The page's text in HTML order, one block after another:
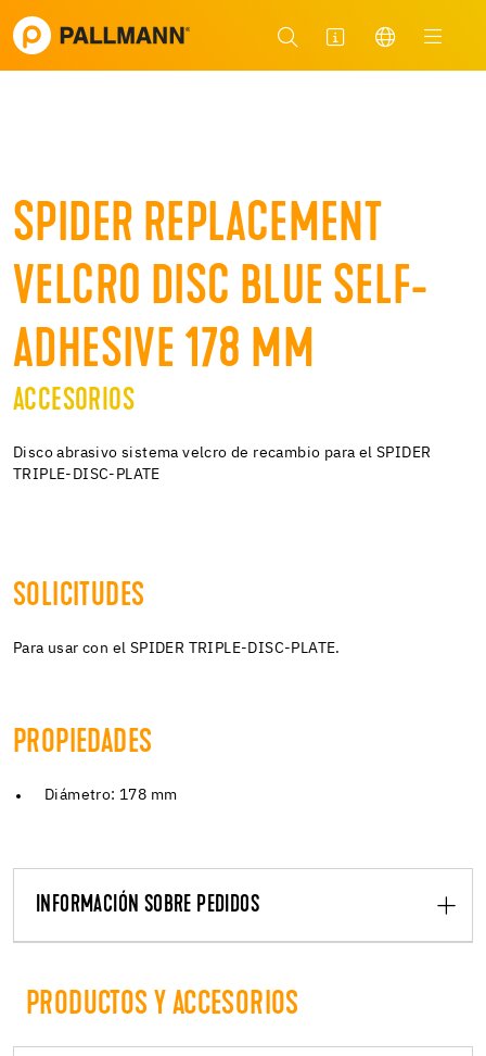
SPIDER REPLACEMENT
VELCRO DISC BLUE SELF-
ADHESIVE 178 MM
ACCESORIOS
Disco abrasivo sistema velcro de recambio para el SPIDER
TRIPLE-DISC-PLATE
SOLICITUDES
Para usar con el SPIDER TRIPLE-DISC-PLATE.
PROPIEDADES
Diámetro: 178 mm
INFORMACIÓN SOBRE PEDIDOS
PRODUCTOS Y ACCESORIOS